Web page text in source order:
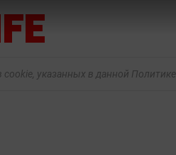
указанных в данной Политике.